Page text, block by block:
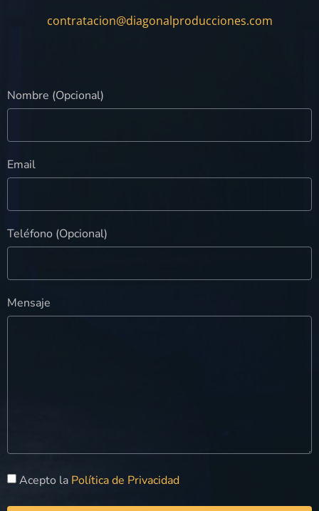
contratacion@diagonalproducciones.com
Nombre (Opcional)
Email
Teléfono (Opcional)
Mensaje
Acepto la Política de Privacidad